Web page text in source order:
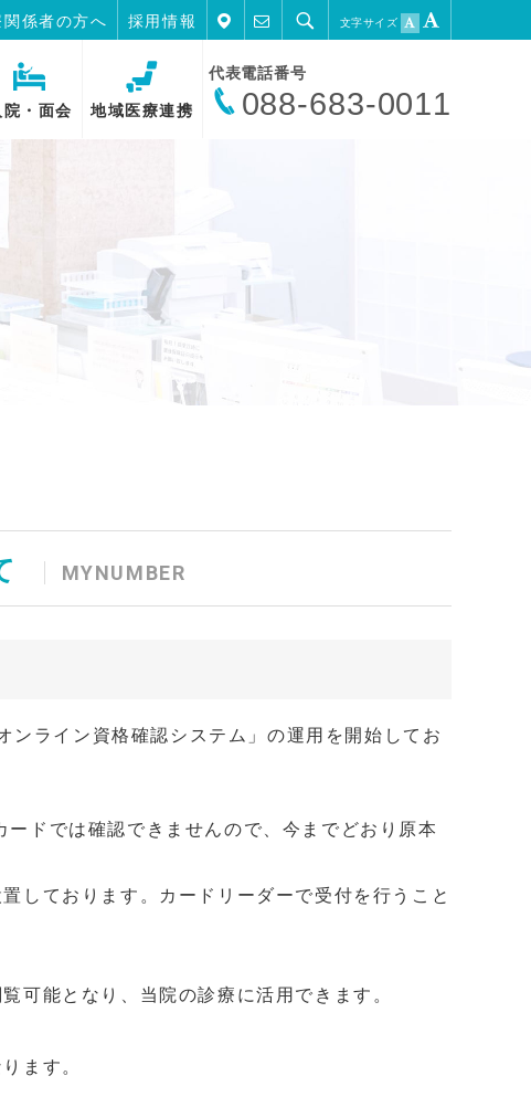
関係者の方へ 採用情報 文字サイズ
代表電話番号
088-683-0011
院・面会 地域医療連携
MYNUMBER
ライン資格確認システム」の運用を開始してお
ドでは確認できませんので、今までどおり原本
しております。カードリーダーで受付を行うこと
可能となり、当院の診療に活用できます。
ます。